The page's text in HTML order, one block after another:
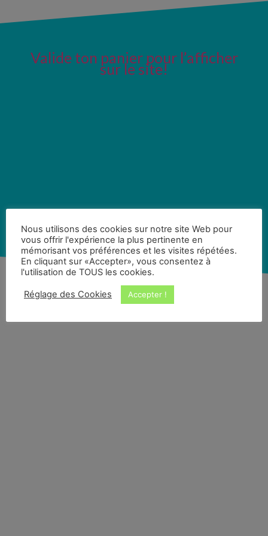
Valide ton panier pour l’afficher
sur le site!
Nous utilisons des cookies sur notre site Web pour
vous offrir l'expérience la plus pertinente en
mémorisant vos préférences et les visites répétées.
En cliquant sur «Accepter», vous consentez à
l'utilisation de TOUS les cookies.
Réglage des Cookies Accepter !